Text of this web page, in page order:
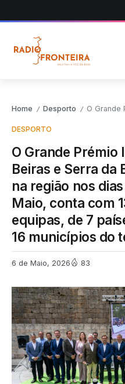
Home / Desporto / O Grande Prémio Internacional das Beiras e
DESPORTO
O Grande Prémio
Beiras e Serra da
na região nos
Maio, conta com
equipas, de 7
16 municípios do
6 de Maio, 2026 83